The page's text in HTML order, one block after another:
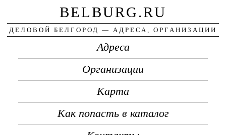
BELBURG.RU
ДЕЛОВОЙ БЕЛГОРОД — АДРЕСА, ОРГАНИЗАЦИИ
Адреса
Организации
Карта
Как попасть в каталог